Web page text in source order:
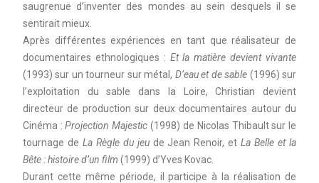
saugrenue d’inventer des mondes au sein desquels il se
sentirait mieux.
Après différentes expériences en tant que réalisateur de
documentaires ethnologiques : Et la matière devient vivante
(1993) sur un tourneur sur métal, D’eau et de sable (1996) sur
l’exploitation du sable dans la Loire, Christian devient
directeur de production sur deux documentaires autour du
Cinéma :Projection Majestic (1998) de Nicolas Thibault sur le
tournage de La Règle du jeude Jean Renoir, etLa Belle et la
Bête : histoire d’un film (1999) d’Yves Kovac.
Durant cette même période, il participe à la réalisation de